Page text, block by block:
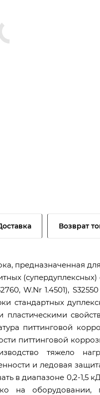
Возврат
предназначенная
(супердуплексных)
W.Nr 1.4501),
стандартных
питтинговой
питтинговой
тяжело
и ледовая
в диапазоне 0,2-
на